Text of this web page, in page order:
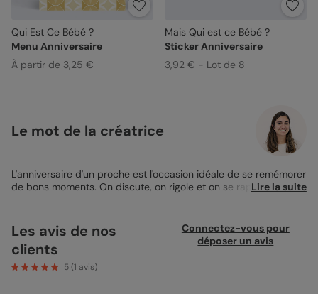
Qui Est Ce Bébé ?
Menu Anniversaire
À partir de 3,25 €
Mais Qui est ce Bébé ?
Sticker Anniversaire
3,92 € - Lot de 8
Le mot de la créatrice
L'anniversaire d'un proche est l'occasion idéale de se remémorer
de bons moments. On discute, on rigole et on se rappelle du
présentant une photo de la personne dont c'est l'anniversaire
étant bébé ! Pour ce faire, notre accessoireMenu anniversaire
est idéal. Vous joignez ainsi la tendresse de la mémoire à l'utilité
du menu ! Notre produit prend la forme d'un feuillet de 12x17
Lire la suite
Les avis de nos
clients
5(1 avis)
Connectez-vous pour
déposer un avis